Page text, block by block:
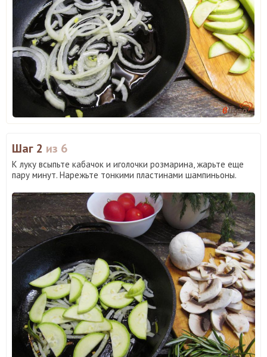
Шаг 2 из 6
К луку всыпьте кабачок и иголочки розмарина, жарьте еще
пару минут. Нарежьте тонкими пластинами шампиньоны.